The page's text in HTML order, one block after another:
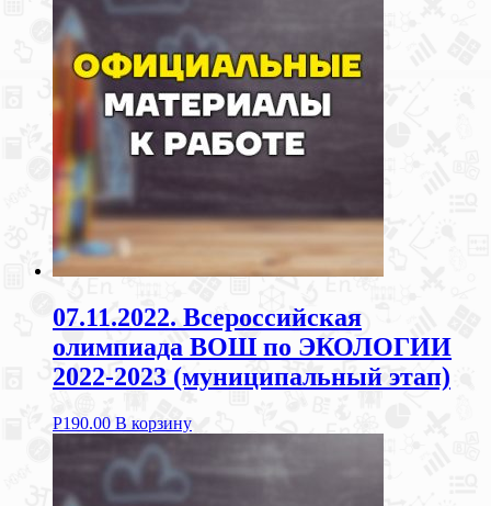
07.11.2022. Всероссийская
олимпиада ВОШ по ЭКОЛОГИИ
2022-2023 (муниципальный этап)
Р190.00 В корзину